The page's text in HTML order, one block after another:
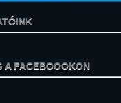
A FACEBOOOKON